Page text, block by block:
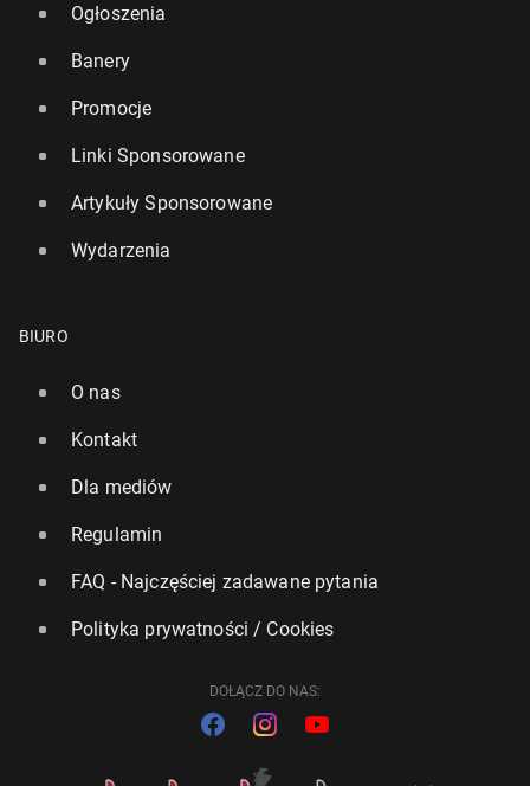
Ogłoszenia
Banery
Promocje
Linki Sponsorowane
Artykuły Sponsorowane
Wydarzenia
BIURO
O nas
Kontakt
Dla mediów
Regulamin
FAQ - Najczęściej zadawane pytania
Polityka prywatności / Cookies
DOŁĄCZ DO NAS: